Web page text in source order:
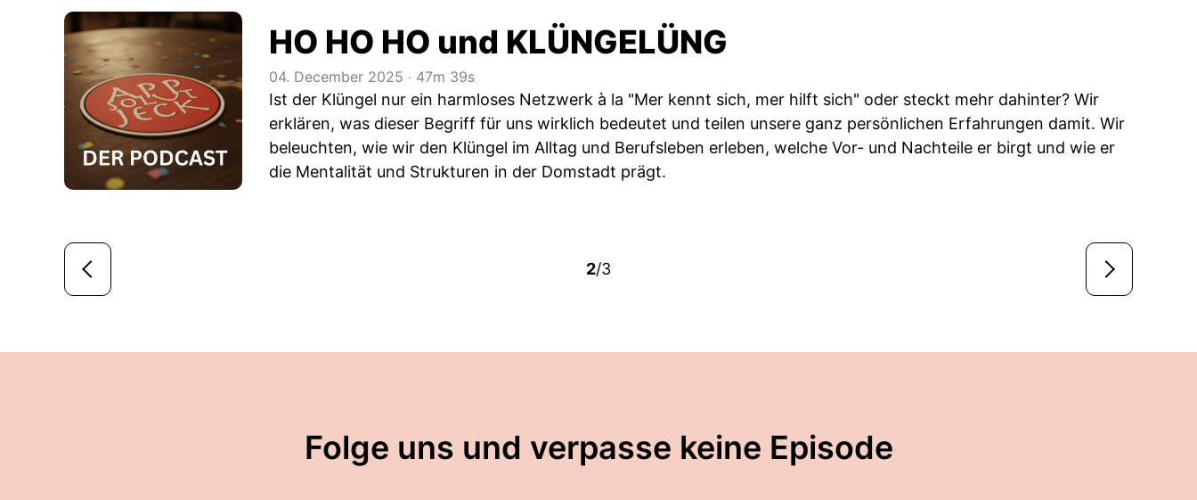
HO HO HO und KLÜNGELÜNG
04. December 2025 ‧ 47m 39s
Ist der Klüngel nur ein harmloses Netzwerk à la "Mer kennt sich, mer hilft sich" oder steckt mehr dahinter? Wir
erklären, was dieser Begriff für uns wirklich bedeutet und teilen unsere ganz persönlichen Erfahrungen damit. Wir
beleuchten, wie wir den Klüngel im Alltag und Berufsleben erleben, welche Vor- und Nachteile er birgt und wie er
die Mentalität und Strukturen in der Domstadt prägt.
2/3
Folge uns und verpasse keine Episode